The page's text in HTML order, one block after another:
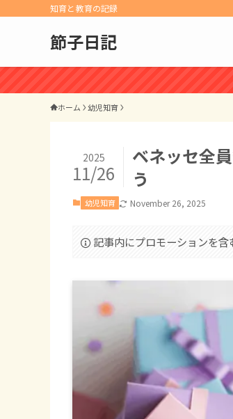
知育と教育の記録
節子日記
ホーム 幼児知育
ベネッセ全
う
2025
11/26
幼児知育 November 26, 2025
記事内にプロモーションを